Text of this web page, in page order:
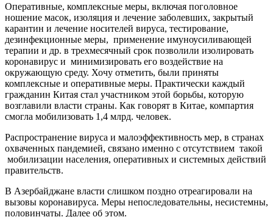
Оперативные, комплексные меры, включая поголовное
ношение масок, изоляция и лечение заболевших, закрытый
карантин и лечение носителей вируса, тестирование,
дезинфекционные меры, применение имуноусиливающей
терапии и др. в трехмесячный срок позволили изолировать
коронавирус и минимизировать его воздействие на
окружающую среду. Хочу отметить, были приняты
комплексные и оперативные меры. Практически каждый
гражданин Китая стал участником этой борьбы, которую
возглавили власти страны. Как говорят в Китае, компартия
смогла мобилизовать 1,4 млрд. человек.
Распространение вируса и малоэффективность мер, в странах
охваченных пандемией, связано именно с отсутствием такой
мобилизации населения, оперативных и системных действий
правительств.
В Азербайджане власти слишком поздно отреагировали на
вызовы коронавируса. Меры непоследовательны, несистемны,
половинчаты. Далее об этом.